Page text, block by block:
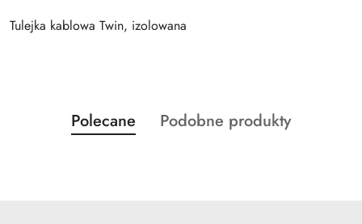
Tulejka kablowa Twin, izolowana
Pomiń karuzelę produktów
Produkty
o
Polecane
Produkty
Podobne produkty